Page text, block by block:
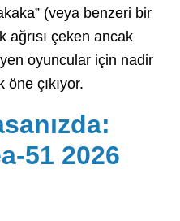
(veya benzeri bir
ağrısı çeken ancak
oyuncular için nadir
çıkıyor.
51 2026